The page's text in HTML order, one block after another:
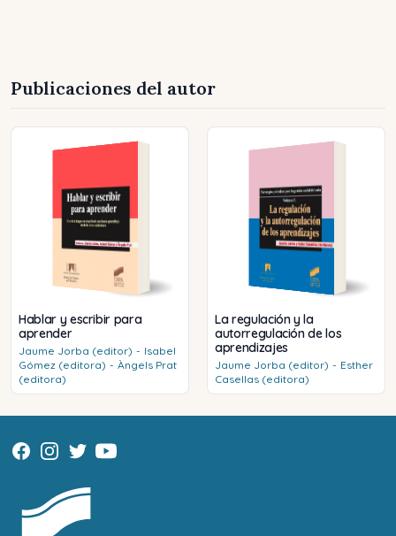
Publicaciones del autor
Hablar y escribir para
aprender
Jaume Jorba (editor) - Isabel
Gómez (editora) - Àngels Prat
(editora)
La regulación y la
autorregulación de los
aprendizajes
Jaume Jorba (editor) - Esther
Casellas (editora)